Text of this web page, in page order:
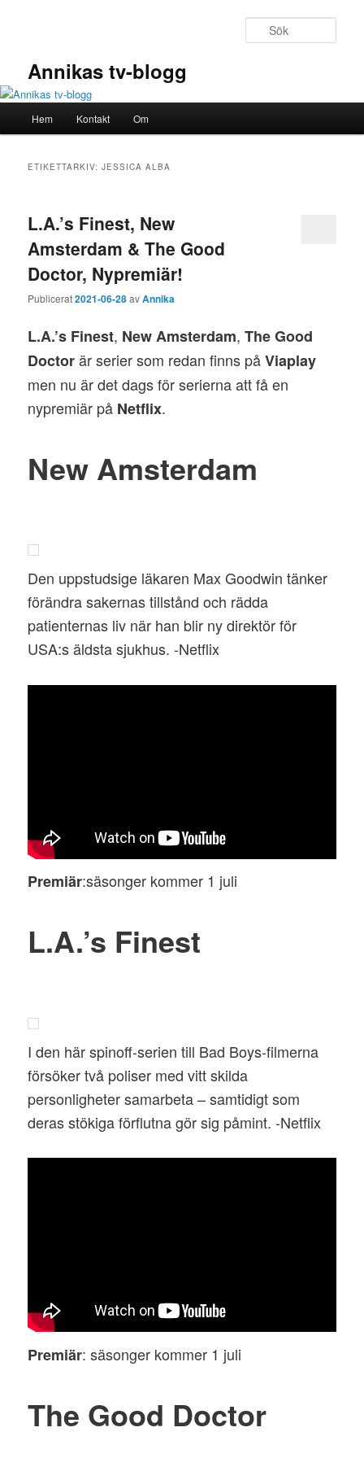
Annikas tv-blogg
Hem Kontakt Om
ETIKETTARKIV:JESSICA ALBA
L.A.’s Finest, New
Amsterdam & The Good
Doctor, Nypremiär!
Publicerat2021-06-28avAnnika
L.A.’s Finest, New Amsterdam,The Good
Doctorär serier som redan finns påViaplay
men nu är det dags för serierna att få en
nypremiär på Netflix.
New Amsterdam
Den uppstudsige läkaren Max Goodwin tänker
förändra sakernas tillstånd och rädda
patienternas liv när han blir ny direktör för
USA:s äldsta sjukhus. -Netflix
Premiär:säsonger kommer 1 juli
L.A.’s Finest
I den här spinoff-serien till Bad Boys-filmerna
försöker två poliser med vitt skilda
personligheter samarbeta – samtidigt som
deras stökiga förflutna gör sig påmint. -Netflix
Premiär: säsonger kommer 1 juli
The Good Doctor